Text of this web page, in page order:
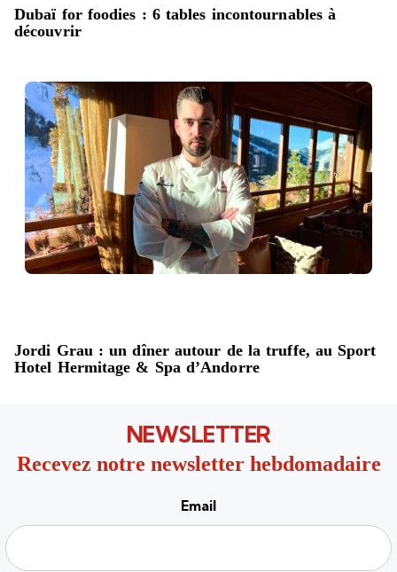
Dubaï for foodies : 6 tables incontournables à
découvrir
Jordi Grau : un dîner autour de la truffe, au Sport
Hotel Hermitage & Spa d’Andorre
NEWSLETTER
Recevez notre newsletter hebdomadaire
Email